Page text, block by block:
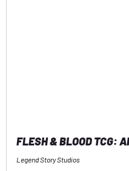
FLESH & BLOOD TCG:
Legend Story Studios